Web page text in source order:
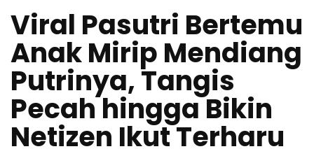
Viral Pasutri Bertemu
Anak Mirip Mendiang
Putrinya, Tangis
Pecah hingga Bikin
Netizen Ikut Terharu